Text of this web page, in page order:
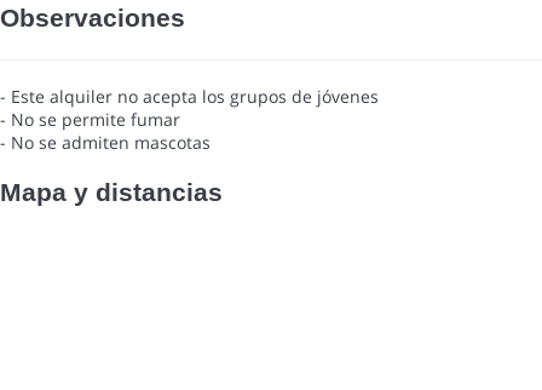
Observaciones
- Este alquiler no acepta los grupos de jóvenes
- No se permite fumar
- No se admiten mascotas
Mapa y distancias